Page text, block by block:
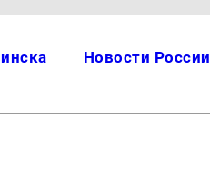
Новости России